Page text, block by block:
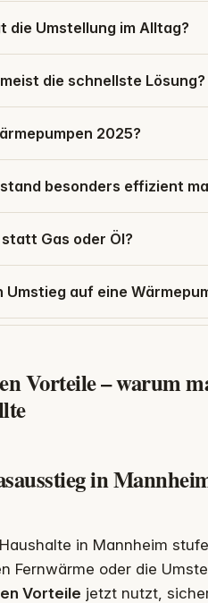
die Umstellung im Alltag?
die schnellste Lösung?
2025?
besonders effizient
Gas oder Öl?
auf eine
Vorteile – warum
in
in Mannheim
Fernwärme oder die
Vorteile jetzt nutzt,